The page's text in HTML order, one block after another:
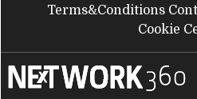
Terms&Conditions
Cookie